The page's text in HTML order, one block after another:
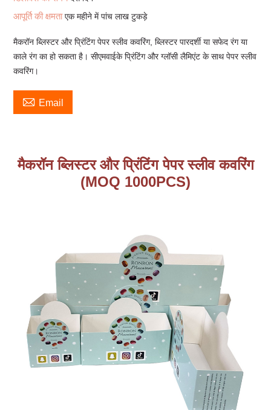
आपूर्ति की क्षमताएक महीने में पांच लाख टुकड़े
मैकरॉन ब्लिस्टर और प्रिंटिंग पेपर स्लीव कवरिंग, ब्लिस्टर पारदर्शी या सफेद रंग या
काले रंग का हो सकता है। सीएमवाईके प्रिंटिंग और ग्लॉसी लैमिएंट के साथ पेपर स्लीव
कवरिंग।
 Email
मैकरॉन ब्लिस्टर और प्रिंटिंग पेपर स्लीव कवरिंग
(MOQ 1000PCS)